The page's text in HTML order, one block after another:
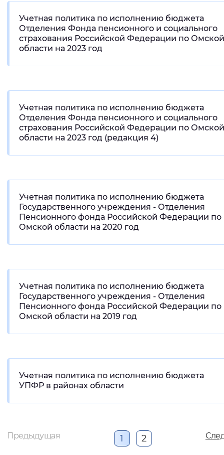
Учетная политика по исполнению бюджета
Отделения Фонда пенсионного и социального
страхования Российской Федерации по Омской
области на 2023 год
Учетная политика по исполнению бюджета
Отделения Фонда пенсионного и социального
страхования Российской Федерации по Омской
области на 2023 год (редакция 4)
Учетная политика по исполнению бюджета
Государственного учреждения - Отделения
Пенсионного фонда Российской Федерации по
Омской области на 2020 год
Учетная политика по исполнению бюджета
Государственного учреждения - Отделения
Пенсионного фонда Российской Федерации по
Омской области на 2019 год
Учетная политика по исполнению бюджета
УПФР в районах области
Предыдущая 1 2